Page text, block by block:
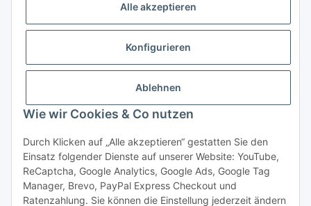
Alle akzeptieren
Konfigurieren
Ablehnen
Wie wir Cookies & Co nutzen
Durch Klicken auf „Alle akzeptieren“ gestatten Sie den
Einsatz folgender Dienste auf unserer Website: YouTube,
ReCaptcha, Google Analytics, Google Ads, Google Tag
Manager, Brevo, PayPal Express Checkout und
Ratenzahlung. Sie können die Einstellung jederzeit ändern
Rechtliches
Vertrag widerrufen